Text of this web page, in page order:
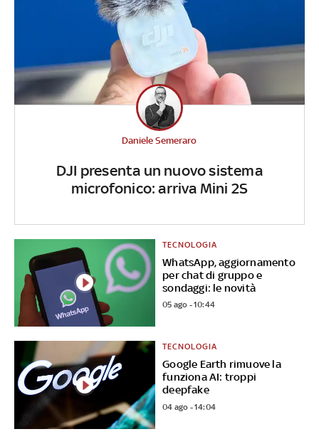
DJI presenta un nuovo sistema
microfonico: arriva Mini 2S
Daniele Semeraro
WhatsApp, aggiornamento
per chat di gruppo e
sondaggi: le novità
TECNOLOGIA
05 ago - 10:44
Google Earth rimuove la
funziona AI: troppi
deepfake
TECNOLOGIA
04 ago - 14:04